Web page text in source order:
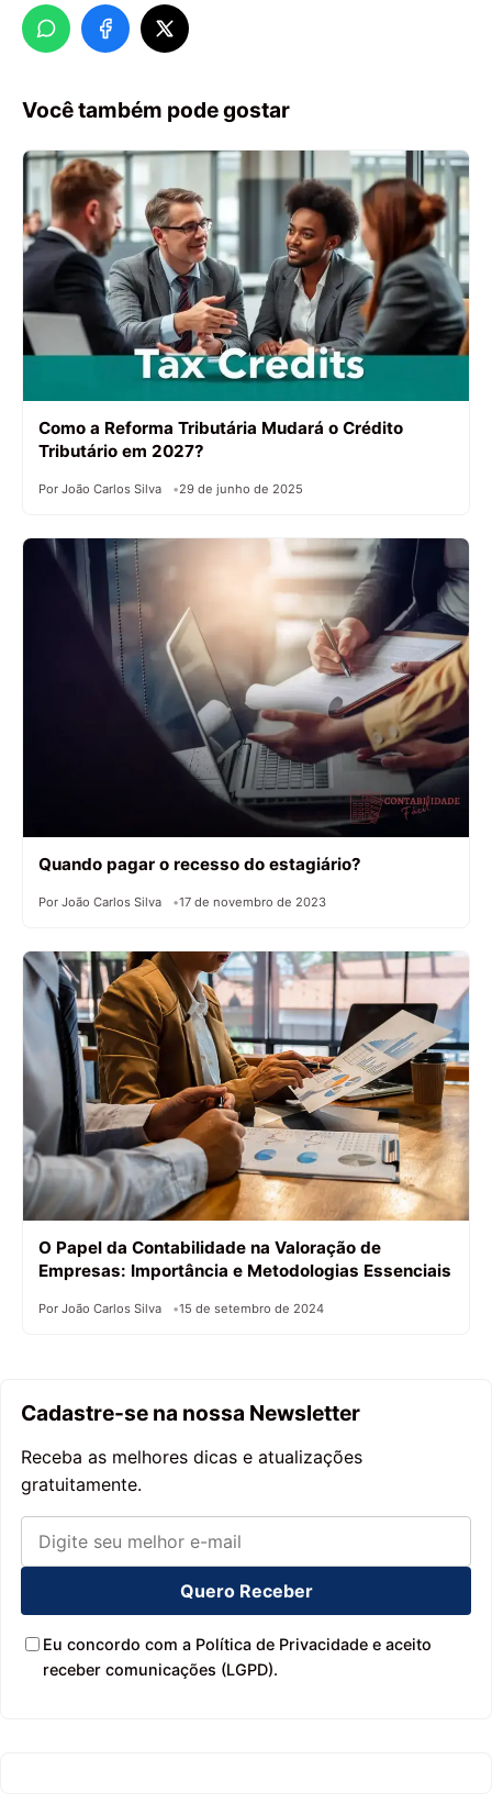
Você também pode gostar
Como a Reforma Tributária Mudará o Crédito
Tributário em 2027?
Por João Carlos Silva 29 de junho de 2025
Quando pagar o recesso do estagiário?
Por João Carlos Silva 17 de novembro de 2023
O Papel da Contabilidade na Valoração de
Empresas: Importância e Metodologias Essenciais
Por João Carlos Silva 15 de setembro de 2024
Cadastre-se na nossa Newsletter
Receba as melhores dicas e atualizações
gratuitamente.
Quero Receber
Eu concordo com a Política de Privacidade e aceito
receber comunicações (LGPD).